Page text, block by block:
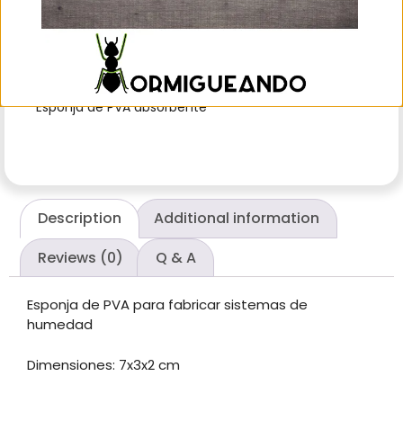
(IVA incl.)
Out of stock
Esponja de PVA absorbente
Description
Additional information
Reviews (0)
Q & A
Esponja de PVA para fabricar sistemas de
humedad
Dimensiones: 7x3x2 cm